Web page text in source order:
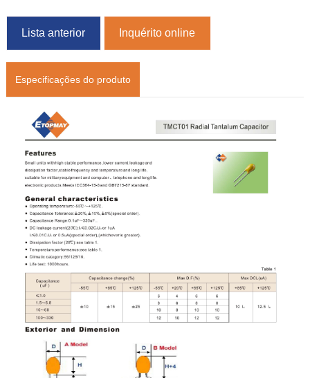
Lista anterior Inquérito online
Especificações do produto